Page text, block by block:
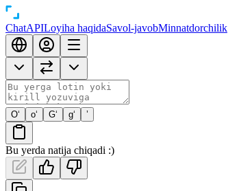
ChatAPILoyiha haqidaSavol-javobMinnatdorchilik
O‘ o‘ G‘ g‘ ’
Bu yerda natija chiqadi :)